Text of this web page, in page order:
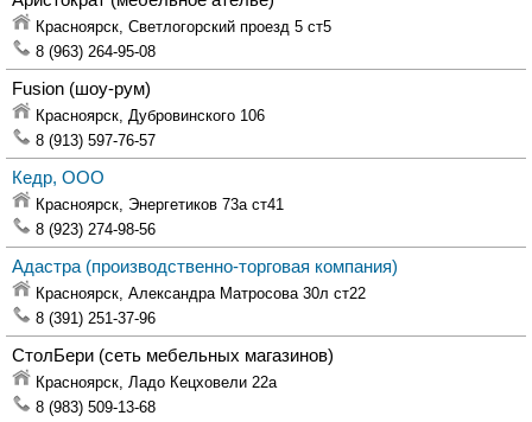
Красноярск, Светлогорский проезд 5 ст5
8 (963) 264-95-08
Fusion (шоу-рум)
Красноярск, Дубровинского 106
8 (913) 597-76-57
Кедр, ООО
Красноярск, Энергетиков 73а ст41
8 (923) 274-98-56
Адастра (производственно-торговая компания)
Красноярск, Александра Матросова 30л ст22
8 (391) 251-37-96
СтолБери (сеть мебельных магазинов)
Красноярск, Ладо Кецховели 22а
8 (983) 509-13-68